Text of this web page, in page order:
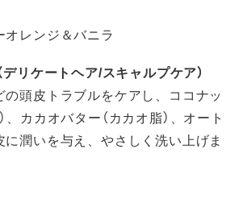
レンジ＆バニラ
デリケートヘア/スキャルプケア）
頭皮トラブルをケアし、ココナッ
、カカオバター（カカオ脂）、オート
に潤いを与え、やさしく洗い上げま